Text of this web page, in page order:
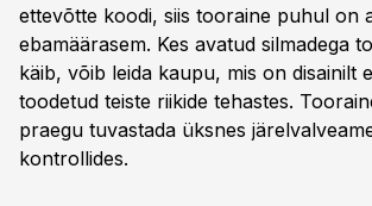
ettevõtte koodi, siis tooraine puhul on
ebamäärasem. Kes avatud silmadega
käib, võib leida kaupu, mis on disainilt
toodetud teiste riikide tehastes.
praegu tuvastada üksnes
kontrollides.